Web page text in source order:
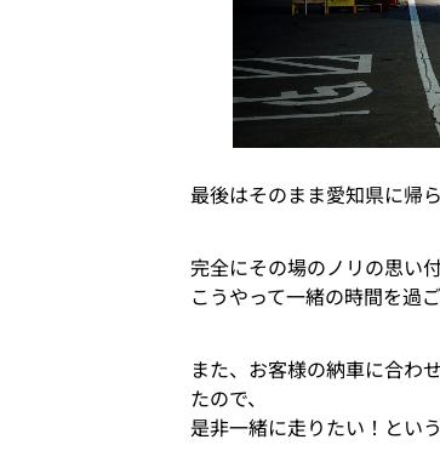
最後はそのまま愛知県に帰
完全にその場のノリの思い
こうやって一緒の時間を過
また、お客様の納車に合わ
たので、
是非一緒に走りたい！とい